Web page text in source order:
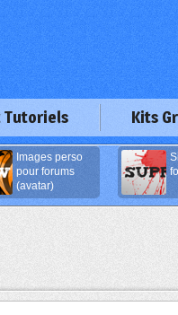
Tutoriels Kits
Images perso
pour forums
(avatar)